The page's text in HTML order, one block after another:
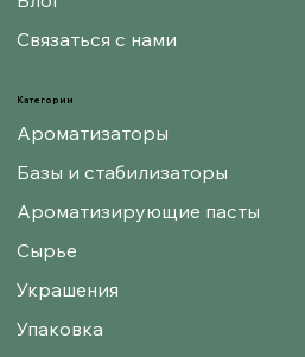
Категории
Ароматизаторы
Базы и стабилизаторы
Ароматизирующие пасты
Сырье
Украшения
Упаковка
Связаться с нами